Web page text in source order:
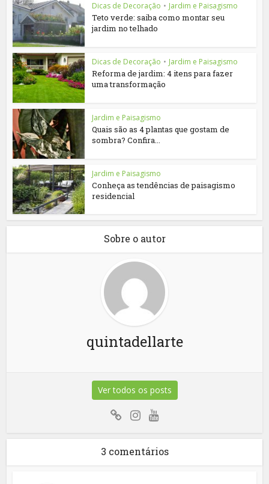
Dicas de Decoração • Jardim e Paisagismo
Teto verde: saiba como montar seu
jardim no telhado
Dicas de Decoração • Jardim e Paisagismo
Reforma de jardim: 4 itens para fazer
uma transformação
Jardim e Paisagismo
Quais são as 4 plantas que gostam de
sombra? Confira...
Jardim e Paisagismo
Conheça as tendências de paisagismo
residencial
Sobre o autor
quintadellarte
Ver todos os posts
3 comentários